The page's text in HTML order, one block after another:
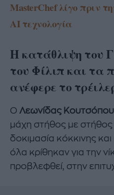
MasterChef λίγο πριν
ΑΙ τεχνολογία
Η κατάθλιψη του
του Φίλιπ και τα
ανέφερε το
Ο Λεωνίδας
μάχη στήθος με στήθος
δοκιμασία κόκκινης
όλα κρίθηκαν για την
προβλεφθεί, στην